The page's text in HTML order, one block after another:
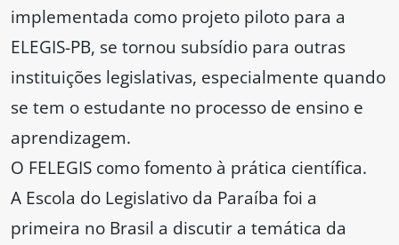
implementada como projeto piloto para a
ELEGIS-PB, se tornou subsídio para outras
instituições legislativas, especialmente quando
se tem o estudante no processo de ensino e
aprendizagem.
O FELEGIS como fomento à prática científica.
A Escola do Legislativo da Paraíba foi a
primeira no Brasil a discutir a temática da